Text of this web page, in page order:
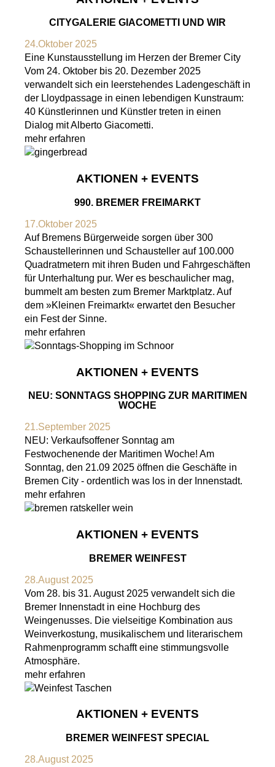
CITYGALERIE GIACOMETTI UND WIR
24.Oktober 2025
Eine Kunstausstellung im Herzen der Bremer City
Vom 24. Oktober bis 20. Dezember 2025
verwandelt sich ein leerstehendes Ladengeschäft in
der Lloydpassage in einen lebendigen Kunstraum:
40 Künstlerinnen und Künstler treten in einen
Dialog mit Alberto Giacometti.
mehr erfahren
AKTIONEN + EVENTS
990. BREMER FREIMARKT
17.Oktober 2025
Auf Bremens Bürgerweide sorgen über 300
Schaustellerinnen und Schausteller auf 100.000
Quadratmetern mit ihren Buden und Fahrgeschäften
für Unterhaltung pur. Wer es beschaulicher mag,
bummelt am besten zum Bremer Marktplatz. Auf
dem »Kleinen Freimarkt« erwartet den Besucher
ein Fest der Sinne.
mehr erfahren
AKTIONEN + EVENTS
NEU: SONNTAGS SHOPPING ZUR MARITIMEN
WOCHE
21.September 2025
NEU: Verkaufsoffener Sonntag am
Festwochenende der Maritimen Woche! Am
Sonntag, den 21.09 2025 öffnen die Geschäfte in
Bremen City - ordentlich was los in der Innenstadt.
mehr erfahren
AKTIONEN + EVENTS
BREMER WEINFEST
28.August 2025
Vom 28. bis 31. August 2025 verwandelt sich die
Bremer Innenstadt in eine Hochburg des
Weingenusses. Die vielseitige Kombination aus
Weinverkostung, musikalischem und literarischem
Rahmenprogramm schafft eine stimmungsvolle
Atmosphäre.
mehr erfahren
AKTIONEN + EVENTS
BREMER WEINFEST SPECIAL
28.August 2025